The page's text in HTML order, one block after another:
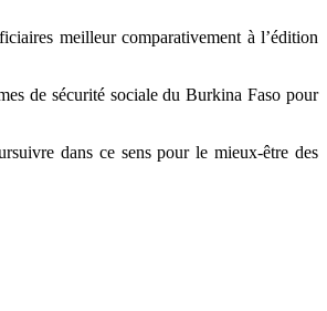
meilleur comparativement à l’édition
de sécurité sociale du Burkina Faso pour
dans ce sens pour le mieux-être des